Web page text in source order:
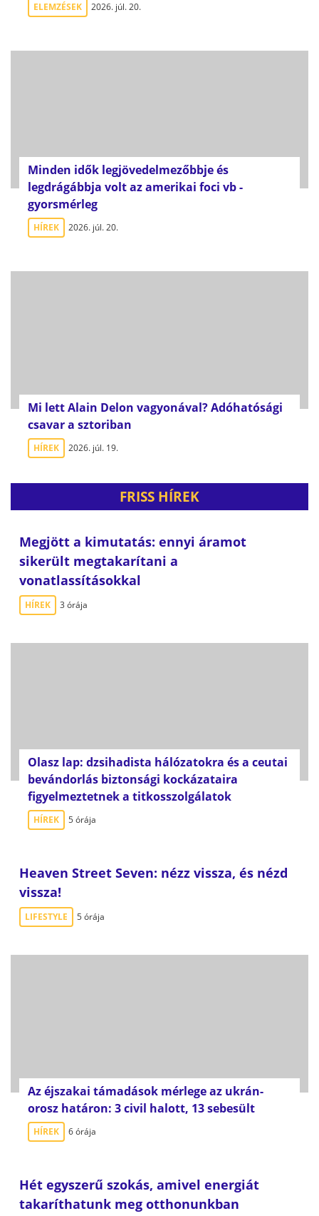
ELEMZÉSEK 2026. júl. 20.
Minden idők legjövedelmezőbbje és
legdrágábbja volt az amerikai foci vb -
gyorsmérleg
HÍREK 2026. júl. 20.
Mi lett Alain Delon vagyonával? Adóhatósági
csavar a sztoriban
HÍREK 2026. júl. 19.
FRISS HÍREK
Megjött a kimutatás: ennyi áramot
sikerült megtakarítani a
vonatlassításokkal
HÍREK 3 órája
Olasz lap: dzsihadista hálózatokra és a ceutai
bevándorlás biztonsági kockázataira
figyelmeztetnek a titkosszolgálatok
HÍREK 5 órája
Heaven Street Seven: nézz vissza, és nézd
vissza!
LIFESTYLE 5 órája
Az éjszakai támadások mérlege az ukrán-
orosz határon: 3 civil halott, 13 sebesült
HÍREK 6 órája
Hét egyszerű szokás, amivel energiát
takaríthatunk meg otthonunkban